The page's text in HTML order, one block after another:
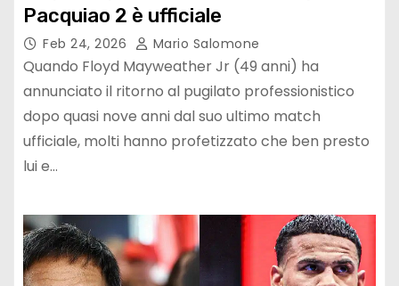
Pacquiao 2 è ufficiale
Feb 24, 2026 Mario Salomone
Quando Floyd Mayweather Jr (49 anni) ha
annunciato il ritorno al pugilato professionistico
dopo quasi nove anni dal suo ultimo match
ufficiale, molti hanno profetizzato che ben presto
lui e…